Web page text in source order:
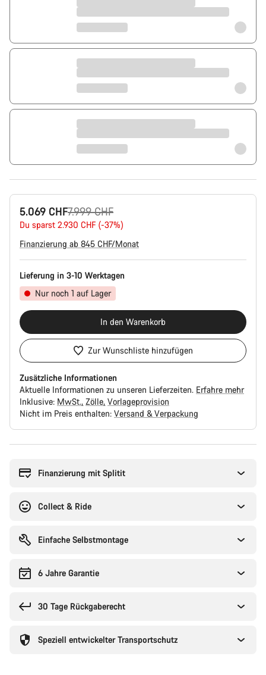
5.069 CHF
Ursprungspreis7.999 CHF
Du sparst 2.930 CHF (-37%)
Finanzierung ab 845 CHF/Monat
Lieferung in 3-10 Werktagen
Nur noch 1 auf Lager
In den Warenkorb
Zur Wunschliste hinzufügen
Zusätzliche Informationen
Aktuelle Informationen zu unseren Lieferzeiten. Erfahre mehr
Inklusive: MwSt. Zölle Vorlageprovision
Nicht im Preis enthalten: Versand & Verpackung
Finanzierung mit Splitit
Collect & Ride
Einfache Selbstmontage
6 Jahre Garantie
30 Tage Rückgaberecht
Speziell entwickelter Transportschutz